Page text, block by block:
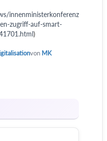
innenministerkonferenz
zugriff-auf-smart-
)
von MK